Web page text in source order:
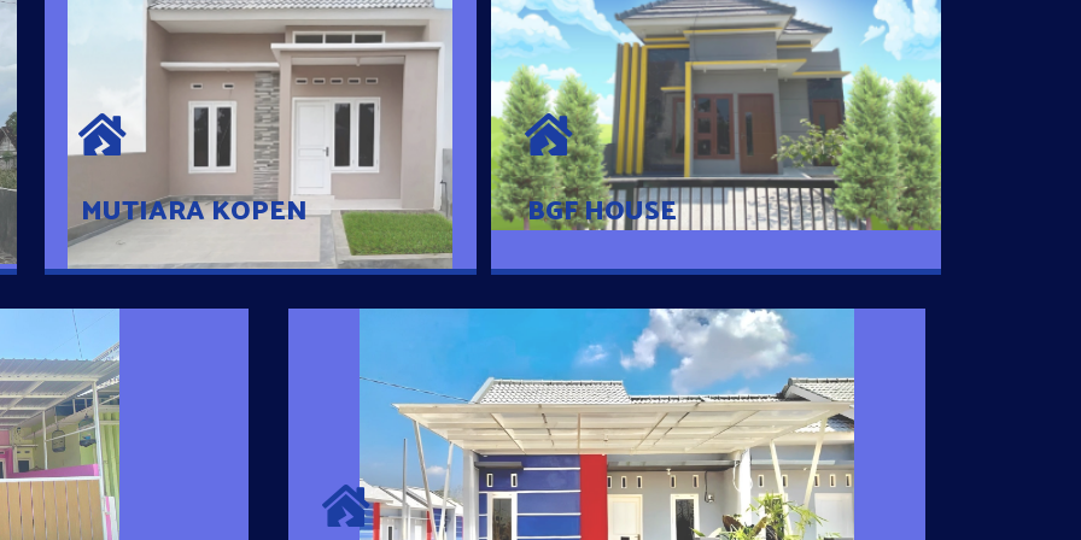
MUTIARA KOPEN
MUTIARA KOPEN
Hunian nyaman dengan suasana
pedesaan. 10 menit dari pusat kota, 2
menit dari Ring Road
BGF HOUSE
BGF HOUSE
Hunian Mewah Pusat Kota dengan fasilitas
Free Desain, Dapur, Parkir Mobil dengan 3
Kamar Tidur dan 2 Kamar Mandi.
Pintar
rumahnya dengan
SURYA MADANI SATU
Satu-satunya Hunian nyaman dengan harga subsidi hanya 100
jutaan dengan lokasi strategis di Tuban